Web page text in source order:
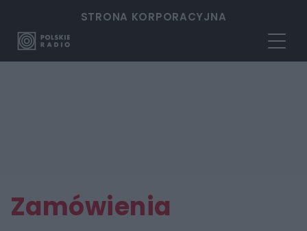
STRONA KORPORACYJNA
Zamówienia